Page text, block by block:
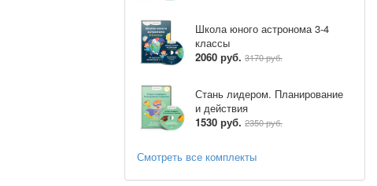
Школа юного астронома 3-4
классы
2060 руб. 3170 руб.
Стань лидером. Планирование
и действия
1530 руб. 2350 руб.
Смотреть все комплекты